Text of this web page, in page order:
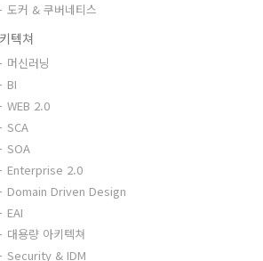
도커 & 쿠버네티스
텍쳐
머신러닝
BI
WEB 2.0
SCA
SOA
Enterprise 2.0
Domain Driven Design
EAI
대용량 아키텍쳐
Security & IDM